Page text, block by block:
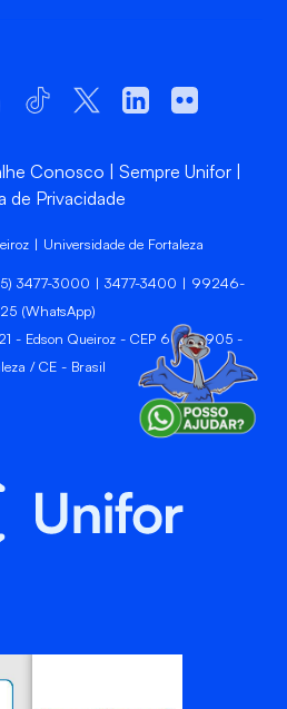
Conosco
Sempre Unifor
de Privacidade
| Universidade de Fortaleza
3477-3000 | 3477-3400 | 99246-
(WhatsApp)
- Edson Queiroz - CEP 60811-905 -
/ CE - Brasil